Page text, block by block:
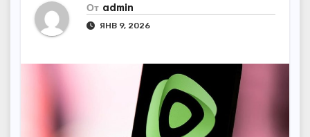
От admin
ЯНВ 9, 2026